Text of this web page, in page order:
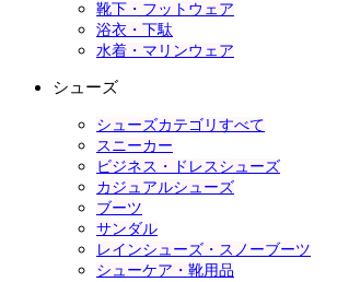
靴下・フットウェア
浴衣・下駄
水着・マリンウェア
シューズ
シューズカテゴリすべて
スニーカー
ビジネス・ドレスシューズ
カジュアルシューズ
ブーツ
サンダル
レインシューズ・スノーブーツ
シューケア・靴用品